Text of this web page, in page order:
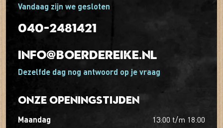
Vandaag zijn we gesloten
040-2481421
info@boerdereike.nl
Dezelfde dag nog antwoord op je vraag
Onze openingstijden
maandag 13:00 t/m 18:00